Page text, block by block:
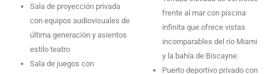
Sala de proyección privada
con equipos audiovisuales de
última generación y asientos
estilo teatro
Sala de juegos con
frente al mar con piscina
infinita que ofrece vistas
incomparables del río Miami
y la bahía de Biscayne.
Puerto deportivo privado con